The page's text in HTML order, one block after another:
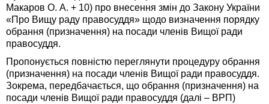
Макаров О. А. + 10) про внесення змін до Закону України
«Про Вищу раду правосуддя» щодо визначення порядку
обрання (призначення) на посади членів Вищої ради
правосуддя.
Пропонується повністю переглянути процедуру обрання
(призначення) на посади членів Вищої ради правосуддя.
Зокрема, передбачається, що обрання (призначення) на
посади членів Вищої ради правосуддя (далі – ВРП)